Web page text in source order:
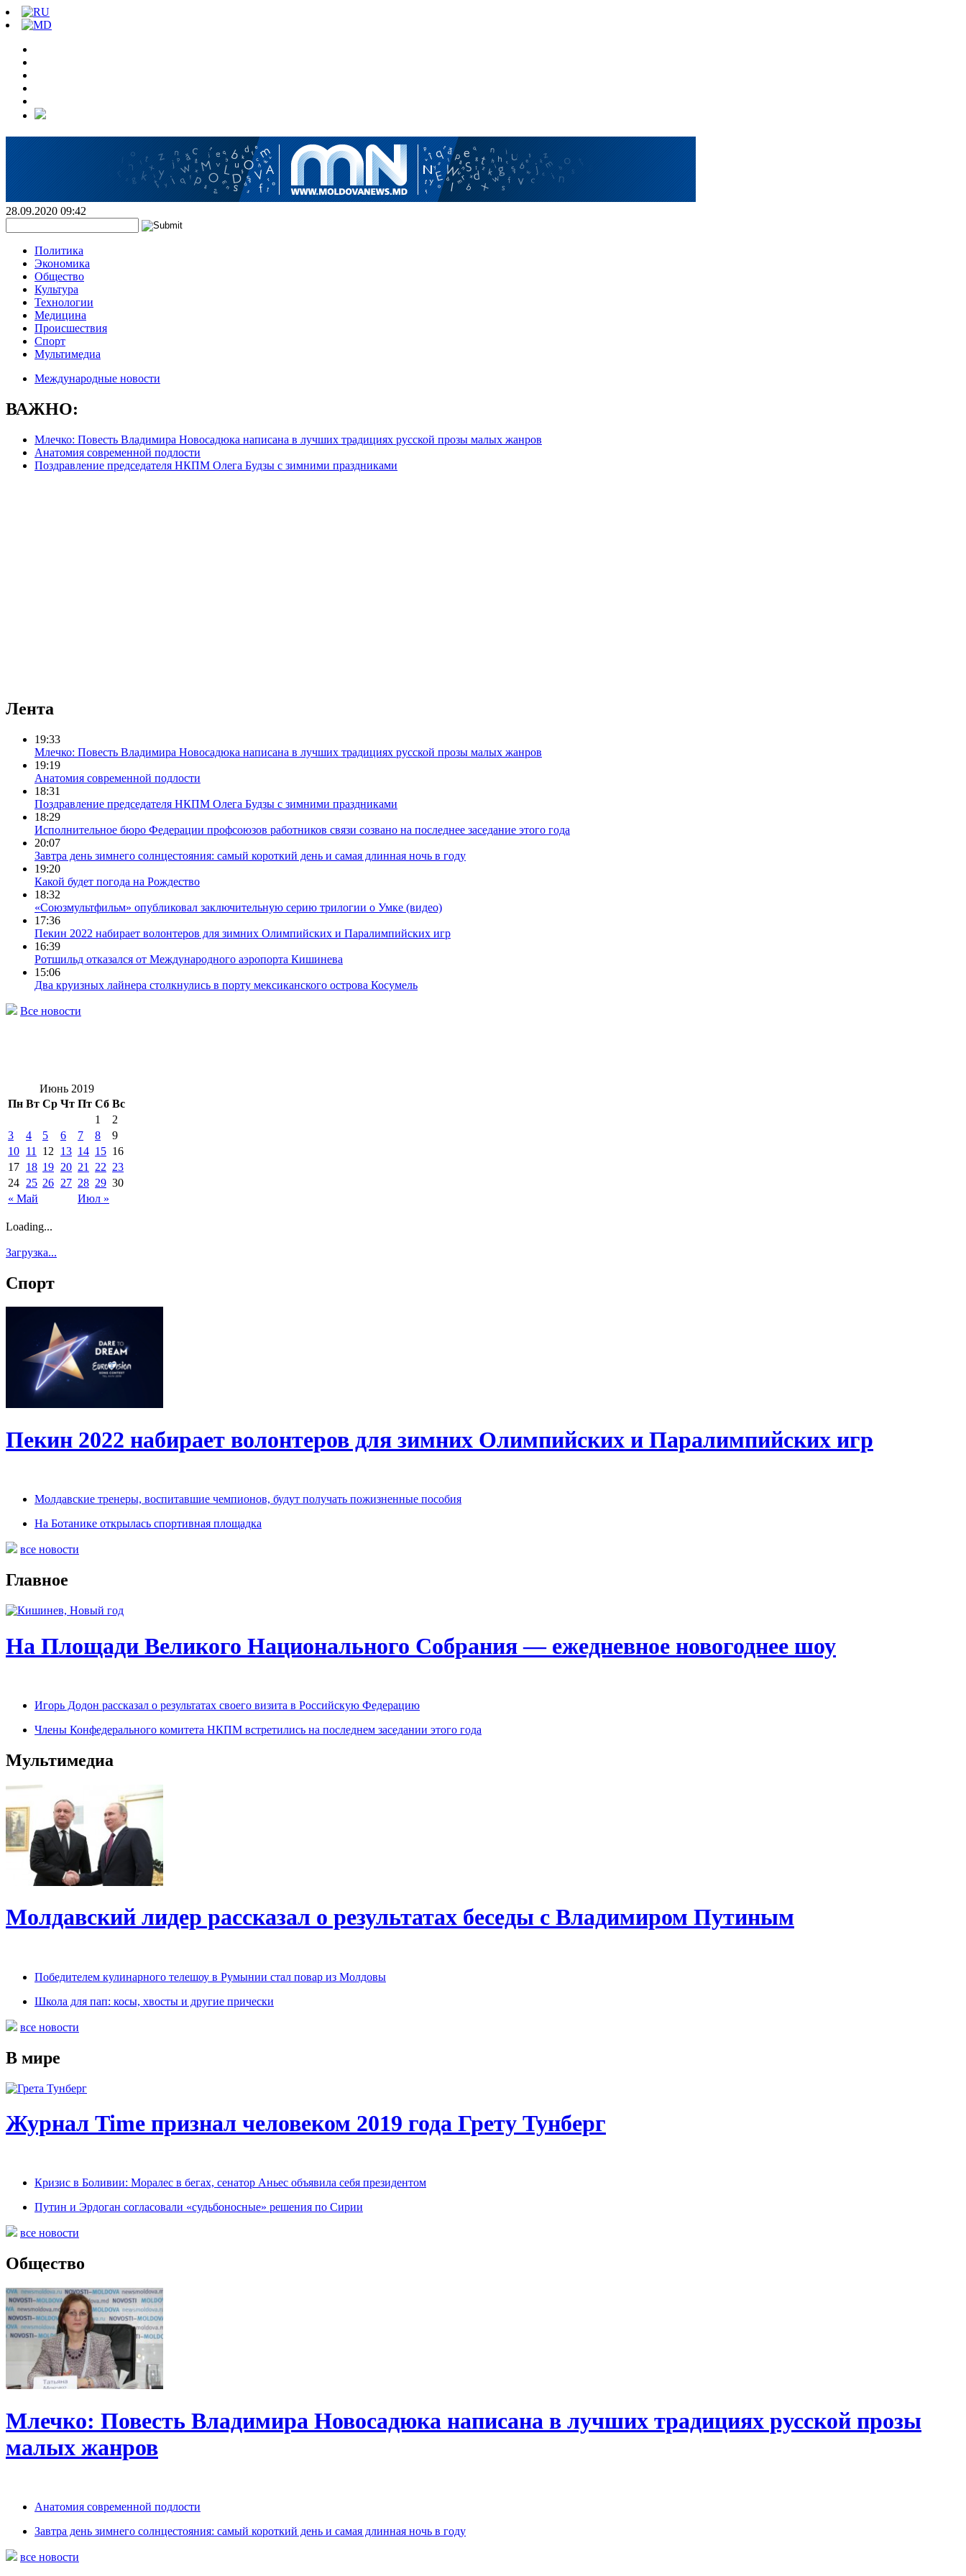
28.09.2020 09:42
Политика
Экономика
Общество
Культура
Технологии
Медицина
Происшествия
Спорт
Мультимедиа
Международные новости
ВАЖНО:
Млечко: Повесть Владимира Новосадюка написана в лучших традициях русской прозы малых жанров
Анатомия современной подлости
Поздравление председателя НКПМ Олега Будзы с зимними праздниками
Лента
19:33
Млечко: Повесть Владимира Новосадюка написана в лучших традициях русской прозы малых жанров
19:19
Анатомия современной подлости
18:31
Поздравление председателя НКПМ Олега Будзы с зимними праздниками
18:29
Исполнительное бюро Федерации профсоюзов работников связи созвано на последнее заседание этого года
20:07
Завтра день зимнего солнцестояния: самый короткий день и самая длинная ночь в году
19:20
Какой будет погода на Рождество
18:32
«Союзмультфильм» опубликовал заключительную серию трилогии о Умке (видео)
17:36
Пекин 2022 набирает волонтеров для зимних Олимпийских и Паралимпийских игр
16:39
Ротшильд отказался от Международного аэропорта Кишинева
15:06
Два круизных лайнера столкнулись в порту мексиканского острова Косумель
Все новости
Июнь 2019
Пн Вт Ср Чт Пт Сб Вс
« Май Июл »
1
2
3
4 5 6 7 8
9
10 11 12 13 14 15 16
17 18 19 20 21 22 23
24 25 26 27 28 29 30
Loading...
Загрузка...
Спорт
Пекин 2022 набирает волонтеров для зимних Олимпийских и Паралимпийских игр
Молдавские тренеры, воспитавшие чемпионов, будут получать пожизненные пособия
На Ботанике открылась спортивная площадка
все новости
Главное
На Площади Великого Национального Собрания — ежедневное новогоднее шоу
Игорь Додон рассказал о результатах своего визита в Российскую Федерацию
Члены Конфедерального комитета НКПМ встретились на последнем заседании этого года
Мультимедиа
Молдавский лидер рассказал о результатах беседы с Владимиром Путиным
Победителем кулинарного телешоу в Румынии стал повар из Молдовы
Школа для пап: косы, хвосты и другие прически
все новости
В мире
Журнал Time признал человеком 2019 года Грету Тунберг
Кризис в Боливии: Моралес в бегах, сенатор Аньес объявила себя президентом
Путин и Эрдоган согласовали «судьбоносные» решения по Сирии
все новости
Общество
Млечко: Повесть Владимира Новосадюка написана в лучших традициях русской прозы
малых жанров
Анатомия современной подлости
Завтра день зимнего солнцестояния: самый короткий день и самая длинная ночь в году
все новости